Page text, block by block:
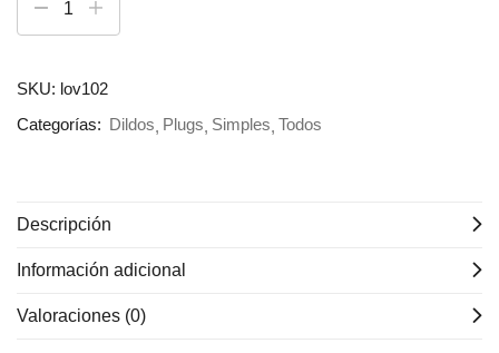
SKU: lov102
Categorías: Dildos Plugs Simples Todos
Descripción
Información adicional
Valoraciones (0)